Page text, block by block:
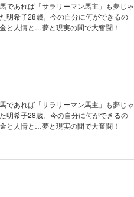
であれば「サラリーマン馬主」も夢じゃ
明希子28歳。今の自分に何ができるの
人情と…夢と現実の間で大奮闘！
であれば「サラリーマン馬主」も夢じゃ
明希子28歳。今の自分に何ができるの
人情と…夢と現実の間で大奮闘！